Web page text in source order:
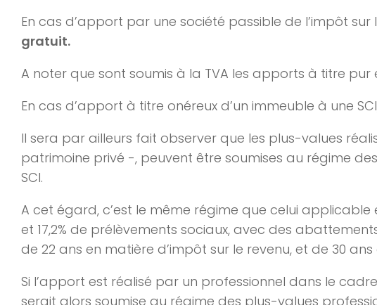
En cas d’apport par une société passible de l’impôt
gratuit.
A noter que sont soumis à la TVA les apports à titre
En cas d’apport à titre onéreux d’un immeuble à une
Il sera par ailleurs fait observer que les plus-values
patrimoine privé -, peuvent être soumises au régime
SCI.
A cet égard, c’est le même régime que celui
et 17,2% de prélèvements sociaux, avec des
de 22 ans en matière d’impôt sur le revenu, et de 30
Si l’apport est réalisé par un professionnel dans le
serait alors soumise au régime des plus-values